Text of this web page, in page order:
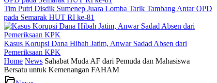
Tim Putri Disdik Sumenep Juara Lomba Tarik Tambang Antar OPD
pada Semarak HUT RI ke-81
Kasus Korupsi Dana Hibah Jatim, Anwar Sadad Absen dari
Pemeriksaan KPK
Home News Sahabat Muda AF dari Pemuda dan Mahasiswa
Bersatu untuk Kemenangan FAHAM